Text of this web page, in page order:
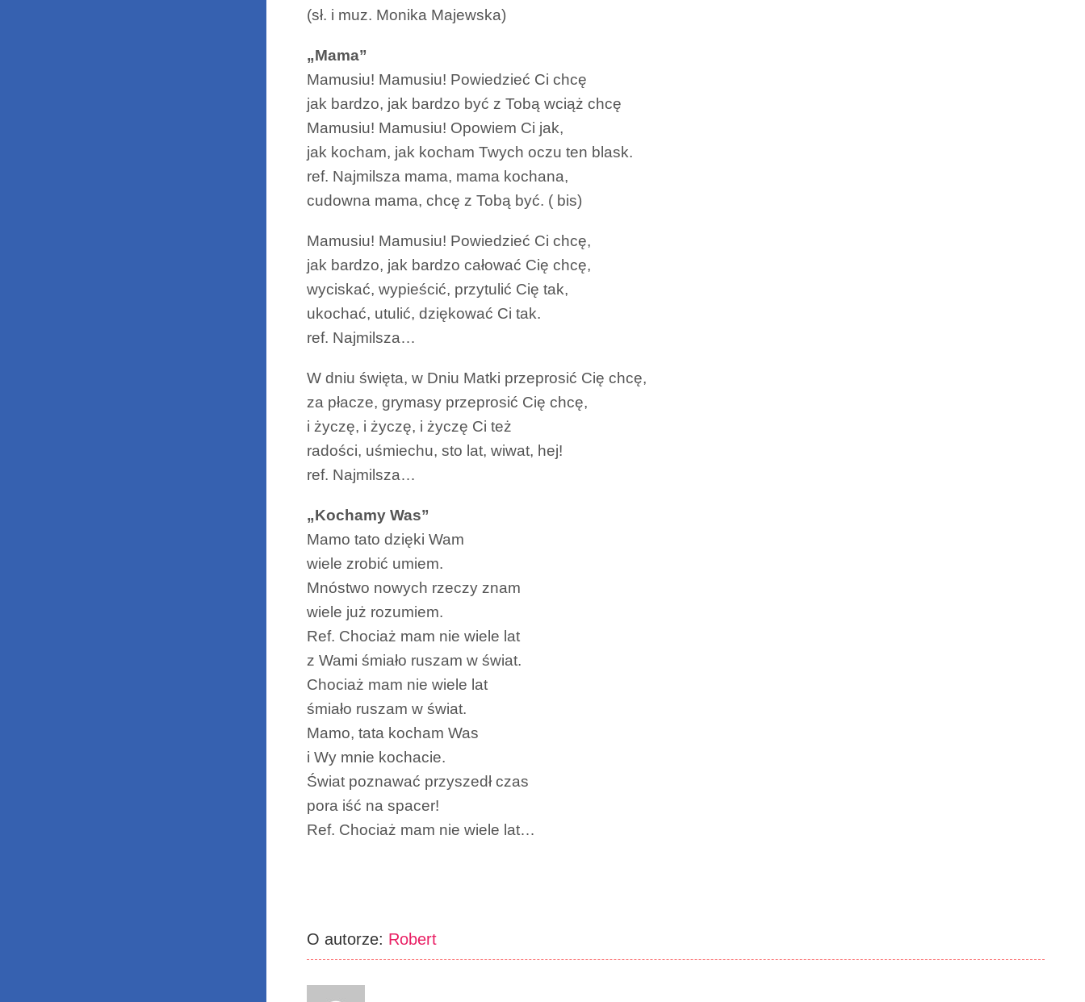
(sł. i muz. Monika Majewska)
„Mama”
Mamusiu! Mamusiu! Powiedzieć Ci chcę
jak bardzo, jak bardzo być z Tobą wciąż chcę
Mamusiu! Mamusiu! Opowiem Ci jak,
jak kocham, jak kocham Twych oczu ten blask.
ref. Najmilsza mama, mama kochana,
cudowna mama, chcę z Tobą być. ( bis)
Mamusiu! Mamusiu! Powiedzieć Ci chcę,
jak bardzo, jak bardzo całować Cię chcę,
wyciskać, wypieścić, przytulić Cię tak,
ukochać, utulić, dziękować Ci tak.
ref. Najmilsza…
W dniu święta, w Dniu Matki przeprosić Cię chcę,
za płacze, grymasy przeprosić Cię chcę,
i życzę, i życzę, i życzę Ci też
radości, uśmiechu, sto lat, wiwat, hej!
ref. Najmilsza…
„Kochamy Was”
Mamo tato dzięki Wam
wiele zrobić umiem.
Mnóstwo nowych rzeczy znam
wiele już rozumiem.
Ref. Chociaż mam nie wiele lat
z Wami śmiało ruszam w świat.
Chociaż mam nie wiele lat
śmiało ruszam w świat.
Mamo, tata kocham Was
i Wy mnie kochacie.
Świat poznawać przyszedł czas
pora iść na spacer!
Ref. Chociaż mam nie wiele lat…
O autorze: Robert